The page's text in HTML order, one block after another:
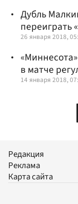
Дубль
переиграть
26 января 2018,
в матче
14 января 2018,
Редакция
Реклама
Карта сайта